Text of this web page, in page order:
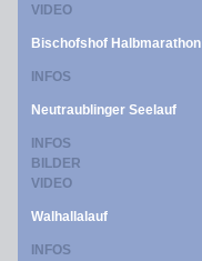
VIDEO
Bischofshof Halbmarathon
INFOS
Neutraublinger Seelauf
INFOS
BILDER
VIDEO
Walhallalauf
INFOS